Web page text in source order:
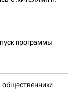
программы
общественники